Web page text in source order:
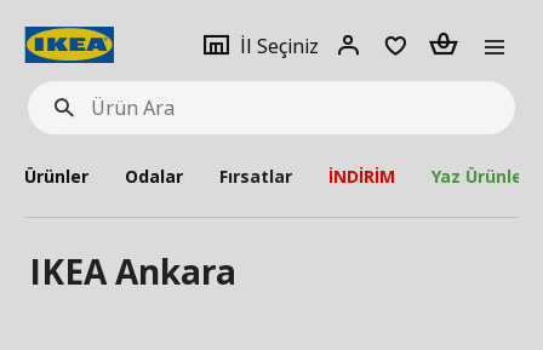
Ürün
Ara
İl Seçiniz
Giriş
Adet
Ürünler Odalar Fırsatlar İNDİRİM Yaz Ürünleri
IKEA Ankara